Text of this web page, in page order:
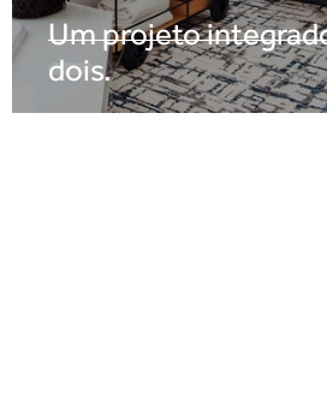
Um projeto
dois.